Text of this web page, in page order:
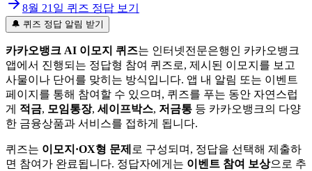
8월 21일 퀴즈 정답 보기
🔔 퀴즈 정답 알림 받기
카카오뱅크 AI 이모지 퀴즈는 인터넷전문은행인 카카오뱅크
앱에서 진행되는 정답형 참여 퀴즈로, 제시된 이모지를 보고
사물이나 단어를 맞히는 방식입니다. 앱 내 알림 또는 이벤트
페이지를 통해 참여할 수 있으며, 퀴즈를 푸는 동안 자연스럽
게 적금, 모임통장, 세이프박스, 저금통 등 카카오뱅크의 다양
한 금융상품과 서비스를 접하게 됩니다.
퀴즈는 이모지·OX형 문제 로 구성되며, 정답을 선택해 제출하
면 참여가 완료됩니다. 정답자에게는 이벤트 참여 보상으로 추